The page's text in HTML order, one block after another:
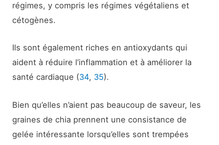
régimes, y compris les régimes végétaliens et
cétogènes.
Ils sont également riches en antioxydants qui
aident à réduire l’inflammation et à améliorer la
santé cardiaque (34, 35).
Bien qu’elles n’aient pas beaucoup de saveur, les
graines de chia prennent une consistance de
gelée intéressante lorsqu’elles sont trempées